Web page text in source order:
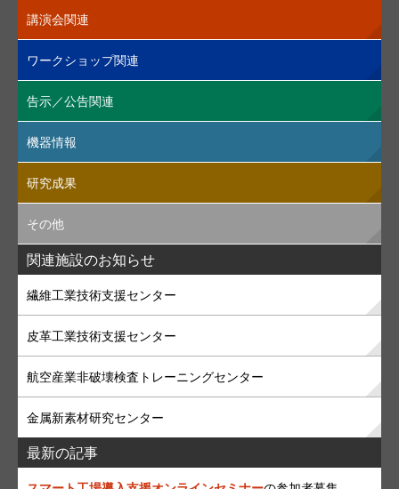
講演会関連
ワークショップ関連
告示／公告関連
機器情報
研究成果
その他
関連施設のお知らせ
繊維工業技術支援センター
皮革工業技術支援センター
航空産業非破壊検査トレーニングセンター
金属新素材研究センター
最新の記事